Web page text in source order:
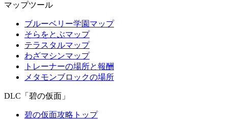
マップツール
ブルーベリー学園マップ
そらをとぶマップ
テラスタルマップ
わざマシンマップ
トレーナーの場所と報酬
メタモンブロックの場所
DLC「碧の仮面」
碧の仮面攻略トップ